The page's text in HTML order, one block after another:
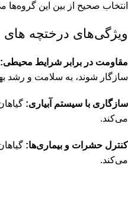
انتخاب صحیح از بین این گروه‌ها
ویژگی‌های درختچه‌ های
مقاومت در برابر شرایط محیطی:
سازگار شوند، به سلامت و رشد
سازگاری با سیستم آبیاری:
می‌کند.
کنترل حشرات و بیماری‌ها:
می‌کند.